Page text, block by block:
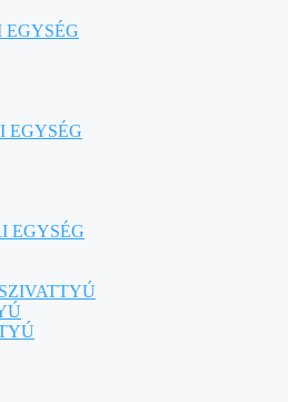
EGYSÉG
EGYSÉG